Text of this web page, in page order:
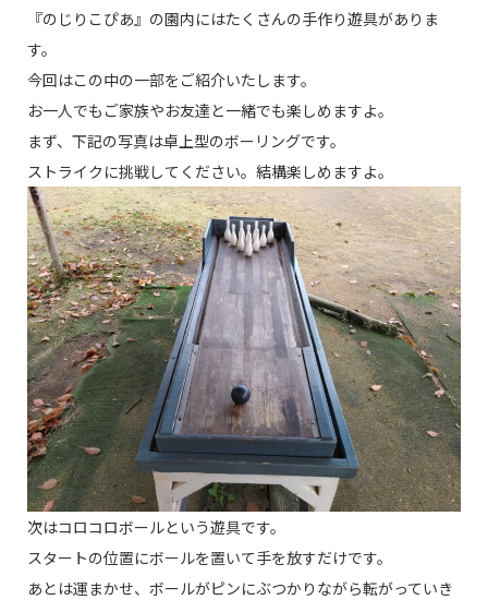
『のじりこぴあ』の園内にはたくさんの手作り遊具がありま
す。
今回はこの中の一部をご紹介いたします。
お一人でもご家族やお友達と一緒でも楽しめますよ。
まず、下記の写真は卓上型のボーリングです。
ストライクに挑戦してください。結構楽しめますよ。
次はコロコロボールという遊具です。
スタートの位置にボールを置いて手を放すだけです。
あとは運まかせ、ボールがピンにぶつかりながら転がっていき